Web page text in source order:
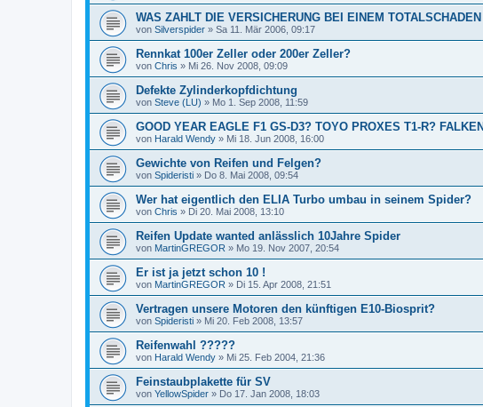
WAS ZAHLT DIE VERSICHERUNG BEI EINEM TOTALSCHADEN
von Silverspider » Sa 11. Mär 2006, 09:17
Rennkat 100er Zeller oder 200er Zeller?
von Chris » Mi 26. Nov 2008, 09:09
Defekte Zylinderkopfdichtung
von Steve (LU) » Mo 1. Sep 2008, 11:59
GOOD YEAR EAGLE F1 GS-D3? TOYO PROXES T1-R?
von Harald Wendy » Mi 18. Jun 2008, 16:00
Gewichte von Reifen und Felgen?
von Spideristi » Do 8. Mai 2008, 09:54
Wer hat eigentlich den ELIA Turbo umbau in seinem Spider?
von Chris » Di 20. Mai 2008, 13:10
Reifen Update wanted anlässlich 10Jahre Spider
von MartinGREGOR » Mo 19. Nov 2007, 20:54
Er ist ja jetzt schon 10 !
von MartinGREGOR » Di 15. Apr 2008, 21:51
Vertragen unsere Motoren den künftigen E10-Biosprit?
von Spideristi » Mi 20. Feb 2008, 13:57
Reifenwahl ?????
von Harald Wendy » Mi 25. Feb 2004, 21:36
Feinstaubplakette für SV
von YellowSpider » Do 17. Jan 2008, 18:03